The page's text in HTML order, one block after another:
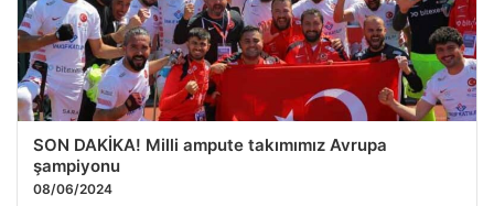
SON DAKİKA! Milli ampute takımımız Avrupa
şampiyonu
08/06/2024